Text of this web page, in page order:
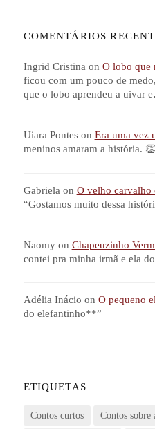
COMENTÁRIOS
Ingrid Cristina on O lobo que
ficou com um pouco de
que o lobo aprendeu a uivar
Uiara Ponteson Era uma vez
meninos amaram a história.
Gabriela on O velho carvalho
“Gostamos muito dessa
Naomyon Chapeuzinho
contei pra minha irmã e ela
Adélia Inácio on O pequeno
do elefantinho**”
ETIQUETAS
Contos curtos Contos sobre